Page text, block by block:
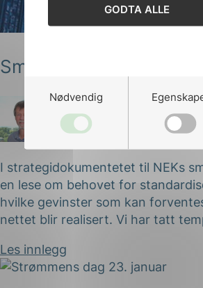
GODTA ALLE
Nødvendig
Smarte nett = Elektro +
Lars Ihler Publisert
I strategidokumentetet til NEKs
en lese om behovet for
hvilke gevinster som kan
nettet blir realisert. Vi har tatt
Les innlegg